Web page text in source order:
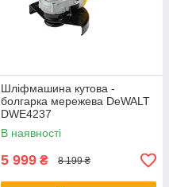
Шліфмашина кутова -
болгарка мережева DeWALT
DWE4237
В наявності
5 999 ₴ 8 199 ₴